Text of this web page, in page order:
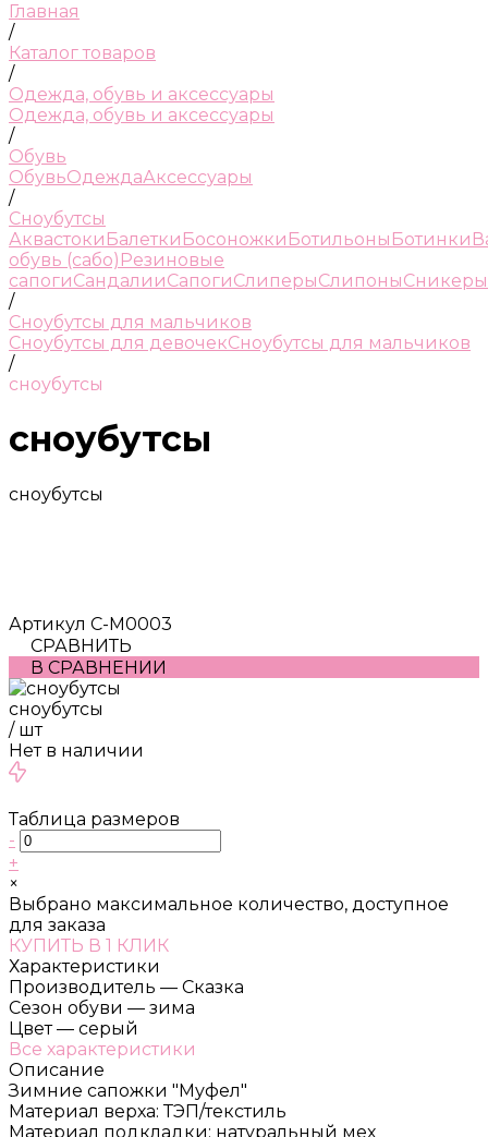
Главная
/
Каталог товаров
/
Одежда, обувь и аксессуары
Одежда, обувь и аксессуары
/
Обувь
ОбувьОдеждаАксессуары
/
Сноубутсы
Аквастоки Балетки Босоножки Ботильоны Ботинки
обувь (сабо) Резиновые
сапогиСандалииСапогиСлиперыСлипоныСникеры
/
Сноубутсы для мальчиков
Сноубутсы для девочекСноубутсы для мальчиков
/
сноубутсы
сноубутсы
сноубутсы
Артикул С-М0003
СРАВНИТЬ
В СРАВНЕНИИ
сноубутсы
/ шт
Нет в наличии
Таблица размеров
-
+
×
Выбрано максимальное количество, доступное
для заказа
КУПИТЬ В 1 КЛИК
Характеристики
Производитель — Сказка
Сезон обуви — зима
Цвет — серый
Все характеристики
Описание
Зимние сапожки "Муфел"
Материал верха: ТЭП/текстиль
Материал подкладки: натуральный мех